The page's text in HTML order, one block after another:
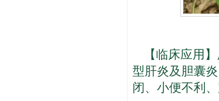
【临床应用
型肝炎及胆囊
闭、小便不利